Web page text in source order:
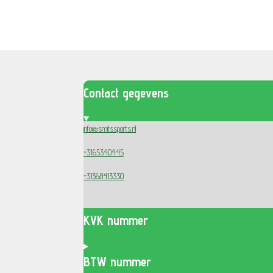
Contact gegevens
info@smitssports.nl
+3165340445
+31368413330
KVK nummer
BTW nummer